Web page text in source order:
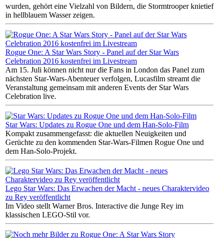
wurden, gehört eine Vielzahl von Bildern, die Stormtrooper knietief
in hellblauem Wasser zeigen.
Rogue One: A Star Wars Story - Panel auf der Star Wars
Celebration 2016 kostenfrei im Livestream
Am 15. Juli können nicht nur die Fans in London das Panel zum
nächsten Star-Wars-Abenteuer verfolgen, Lucasfilm streamt die
Veranstaltung gemeinsam mit anderen Events der Star Wars
Celebration live.
Star Wars: Updates zu Rogue One und dem Han-Solo-Film
Kompakt zusammengefasst: die aktuellen Neuigkeiten und
Gerüchte zu den kommenden Star-Wars-Filmen Rogue One und
dem Han-Solo-Projekt.
Lego Star Wars: Das Erwachen der Macht - neues Charaktervideo
zu Rey veröffentlicht
Im Video stellt Warner Bros. Interactive die Junge Rey im
klassischen LEGO-Stil vor.